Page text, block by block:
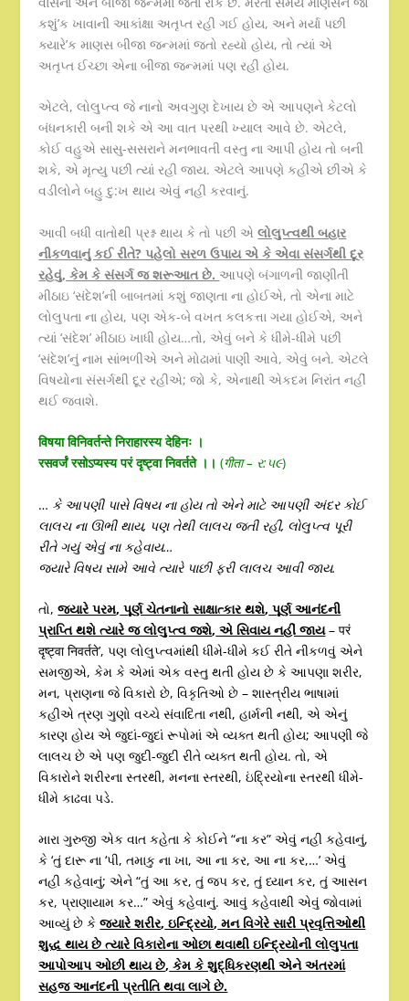
કશું’ક ખાવાની આકાંક્ષા અતૃપ્ત રહી ગઈ હોય, અને મર્યા પછી
ક્યારે’ક માણસ બીજા જન્મમાં જતો રહ્યો હોય, તો ત્યાં એ
અતૃપ્ત ઈચ્છા એના બીજા જન્મમાં પણ રહી હોય.
એટલે, લોલુપ્ત્વ જે નાનો અવગુણ દેખાય છે એ આપણને કેટલો
બંધનકારી બની શકે એ આ વાત પરથી ખ્યાલ આવે છે. એટલે,
કોઈ વહુએ સાસુ-સસરાને મનભાવતી વસ્તુ ના આપી હોય તો બની
શકે, એ મૃત્યુ પછી ત્યાં રહી જાય. એટલે આપણે કહીએ છીએ કે
વડીલોને બહુ દુ:ખ થાય એવું નહી કરવાનું.
આવી બધી વાતોથી પ્રશ્ન થાય કે તો પછી એલોલુપ્ત્વથી બહાર
નીકળવાનું કઈ રીતે? પહેલો સરળ ઉપાય એ કે એવા સંસર્ગથી દૂર
રહેવું, કેમ કે સંસર્ગ જ શરૂઆત છે. આપણે બંગાળની જાણીતી
મીઠાઇ ‘સંદેશ’ની બાબતમાં કશું જાણતા ના હોઈએ, તો એના માટે
લોલુપતા ના હોય, પણ એક-બે વખત કલકત્તા ગયા હોઈએ, અને
ત્યાં ‘સંદેશ’ મીઠાઇ ખાધી હોય…તો, એવું બને કે ધીમે-ધીમે પછી
‘સંદેશ’નું નામ સાંભળીએ અને મોઢામાં પાણી આવે, એવું બને. એટલે
વિષયોના સંસર્ગથી દૂર રહીએ; જો કે, એનાથી એકદમ નિરાંત નહીં
થઈ જવાશે.
विषया विनिवर्तन्ते निराहारस्य देहिनः ।
रसवर्जं रसोऽप्यस्य परं दृष्ट्वा निवर्तते ।। (गीता – ર:૫૯)
… કે આપણી પાસે વિષય ના હોય તો એને માટે આપણી અંદર કોઈ
લાલચ ના ઊભી થાય, પણ તેથી લાલચ જતી રહી, લોલુપ્ત્વ પૂરી
રીતે ગયું એવું ના કહેવાય…
જ્યારે વિષય સામે આવે ત્યારે પાછી ફરી લાલચ આવી જાય.
તો,જ્યારે પરમ, પૂર્ણ ચેતનાનો સાક્ષાત્કાર થશે, પૂર્ણ આનંદની
પ્રાપ્તિ થશે ત્યારે જ લોલુપ્ત્વ જશે, એ સિવાય નહીં જાય– परं
दृष्ट्वा निवर्तते’, પણ લોલુપ્ત્વમાંથી ધીમે-ધીમે કઈ રીતે નીકળવું એને
સમજીએ, કેમ કે એમાં એક વસ્તુ થતી હોય છે કે આપણા શરીર,
મન, પ્રાણના જે વિકારો છે, વિકૃતિઓ છે – શાસ્ત્રીય ભાષામાં
કહીએ ત્રણ ગુણો વચ્ચે સંવાદિતા નથી, હાર્મની નથી, એ એનું
કારણ હોય એ જુદાં-જુદાં રૂપોમાં એ વ્યક્ત થતી હોય; આપણી જે
લાલચ છે એ પણ જુદી-જુદી રીતે વ્યક્ત થતી હોય. તો, એ
વિકારોને શરીરના સ્તરથી, મનના સ્તરથી, ઇંદ્રિયોના સ્તરથી ધીમે-
ધીમે કાઢવા પડે.
મારા ગુરુજી એક વાત કહેતા કે કોઈને “ના કર” એવું નહી કહેવાનું,
કે ‘તું દારૂ ના ‘પી, તમાકુ ના ખા, આ ના કર, આ ના કર,…’ એવું
નહી કહેવાનું; એને “તું આ કર, તું જપ કર, તું ધ્યાન કર, તું આસન
કર, પ્રાણાયામ કર…” એવું કહેવાનું. આવું કહેવાથી એવું જોવામાં
આવ્યું છે કેજ્યારે શરીર, ઇન્દ્રિયો, મન વિગેરે સારી પ્રવૃત્તિઓથી
શુદ્ધ થાય છે ત્યારે વિકારોના ઓછા થવાથી ઇન્દ્રિયોની લોલુપતા
આપોઆપ ઓછી થાય છે, કેમ કે શુદ્ધિકરણથી એને અંતરમાં
સહજ આનંદની પ્રતીતિ થવા લાગે છે.